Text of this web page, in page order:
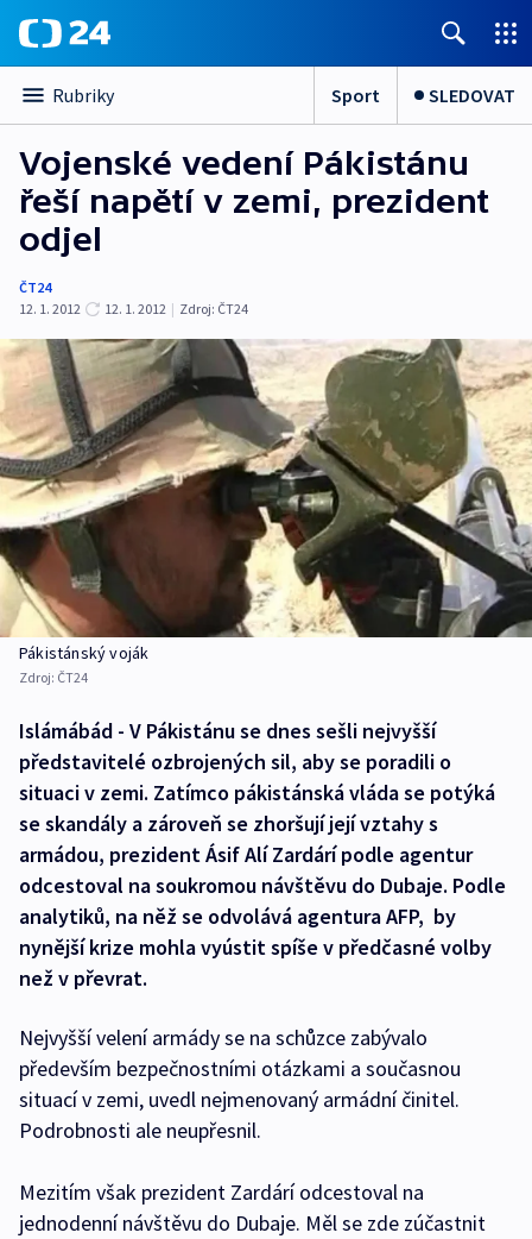
Rubriky Sport SLEDOVAT
Vojenské vedení Pákistánu
řeší napětí v zemi, prezident
odjel
ČT24
12. 1. 2012
12. 1. 2012 | Zdroj: ČT24
Pákistánský voják
Zdroj: ČT24
Islámábád - V Pákistánu se dnes sešli nejvyšší
představitelé ozbrojených sil, aby se poradili o
situaci v zemi. Zatímco pákistánská vláda se potýká
se skandály a zároveň se zhoršují její vztahy s
armádou, prezident Ásif Alí Zardárí podle agentur
odcestoval na soukromou návštěvu do Dubaje. Podle
analytiků, na něž se odvolává agentura AFP, by
nynější krize mohla vyústit spíše v předčasné volby
než v převrat.
Nejvyšší velení armády se na schůzce zabývalo
především bezpečnostními otázkami a současnou
situací v zemi, uvedl nejmenovaný armádní činitel.
Podrobnosti ale neupřesnil.
Mezitím však prezident Zardárí odcestoval na
jednodenní návštěvu do Dubaje. Měl se zde zúčastnit